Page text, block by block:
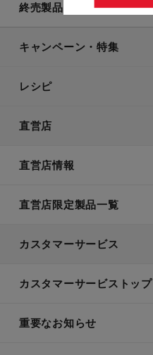
終売製品一覧
キャンペーン・特集
レシピ
直営店
直営店情報
直営店限定製品一覧
カスタマーサービス
カスタマーサービストップ
重要なお知らせ